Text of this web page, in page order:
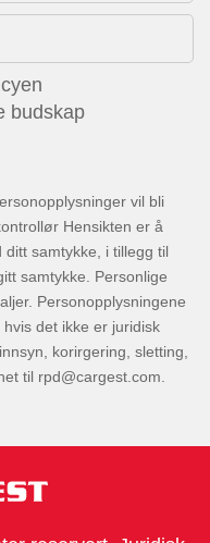
budskap
vil bli
Hensikten er å
samtykke, i tillegg til
samtykke. Personlige
Personopplysningene
det ikke er juridisk
korirgering, sletting,
til
.